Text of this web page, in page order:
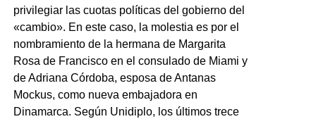
privilegiar las cuotas políticas del gobierno del
«cambio». En este caso, la molestia es por el
nombramiento de la hermana de Margarita
Rosa de Francisco en el consulado de Miami y
de Adriana Córdoba, esposa de Antanas
Mockus, como nueva embajadora en
Dinamarca. Según Unidiplo, los últimos trece